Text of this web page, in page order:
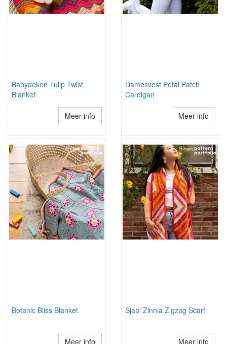
Babydeken Tulip Twist
Blanket
Meer info
Damesvest Petal Patch
Cardigan
Meer info
Botanic Bliss Blanket
Meer info
Sjaal Zinnia Zigzag Scarf
Meer info